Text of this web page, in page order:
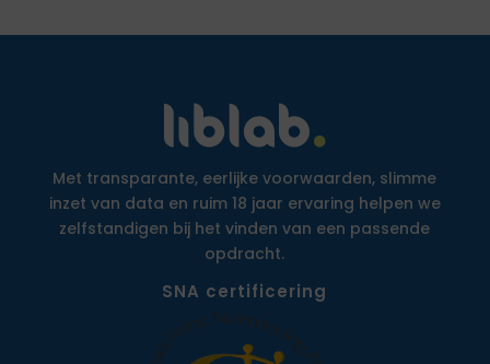
Met transparante, eerlijke voorwaarden, slimme
inzet van data en ruim 18 jaar ervaring helpen we
zelfstandigen bij het vinden van een passende
opdracht.
SNA certificering